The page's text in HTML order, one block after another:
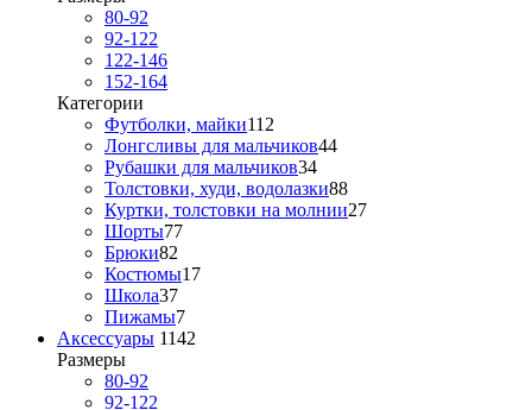
80-92
92-122
122-146
152-164
Категории
Футболки, майки112
Лонгсливы для мальчиков44
Рубашки для мальчиков34
Толстовки, худи, водолазки88
Куртки, толстовки на молнии27
Шорты77
Брюки82
Костюмы17
Школа37
Пижамы7
Аксессуары 1142
Размеры
80-92
92-122